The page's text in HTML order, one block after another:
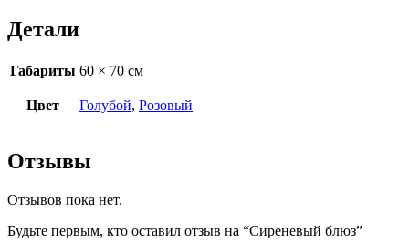
Детали
Габариты 60 × 70 см
Цвет Голубой, Розовый
Отзывы
Отзывов пока нет.
Будьте первым, кто оставил отзыв на “Сиреневый блюз”